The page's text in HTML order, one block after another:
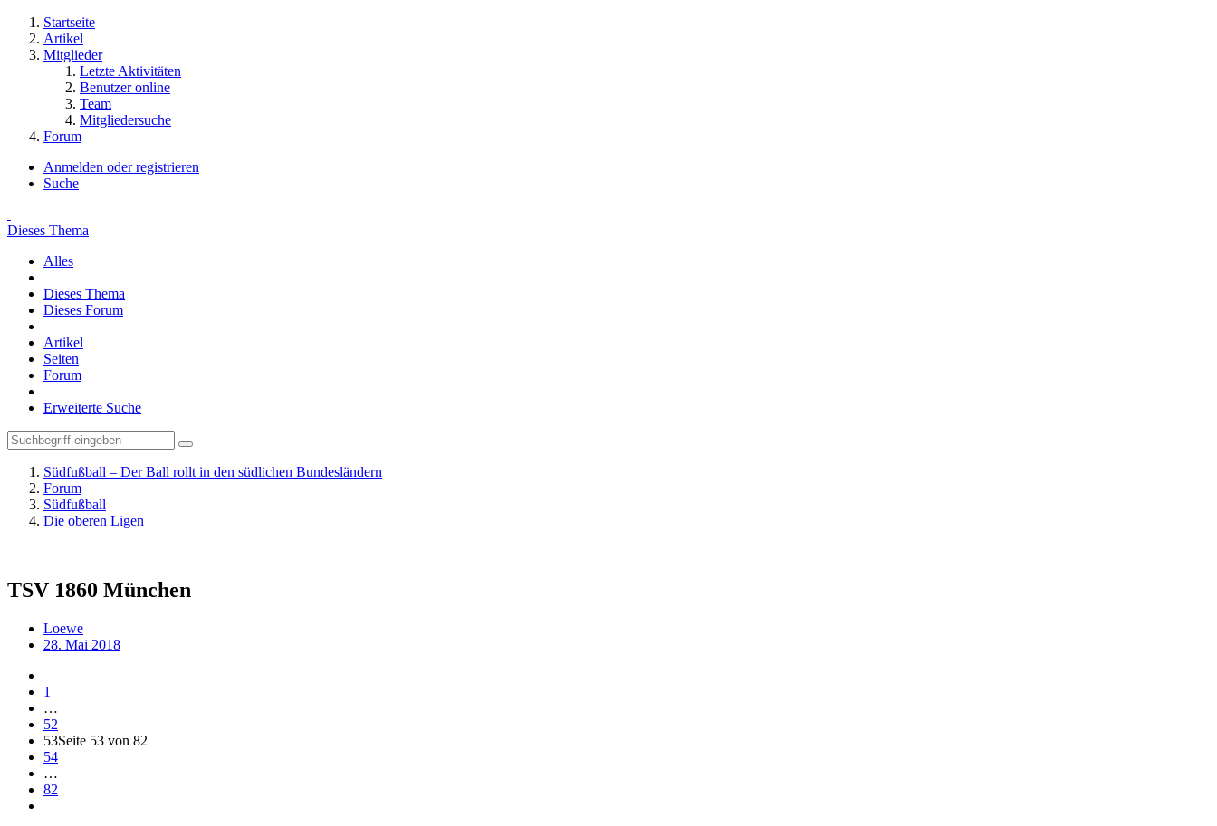
Startseite
Artikel
Mitglieder
Letzte Aktivitäten
Benutzer online
Team
Mitgliedersuche
Forum
Anmelden oder registrieren
Suche
Dieses Thema
Alles
Dieses Thema
Dieses Forum
Artikel
Seiten
Forum
Erweiterte Suche
Südfußball – Der Ball rollt in den südlichen Bundesländern
Forum
Südfußball
Die oberen Ligen
TSV 1860 München
Loewe
28. Mai 2018
1
…
52
53Seite 53 von 82
54
…
82